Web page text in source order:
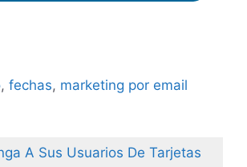
,fechas, marketing por email
A Sus Usuarios De Tarjetas